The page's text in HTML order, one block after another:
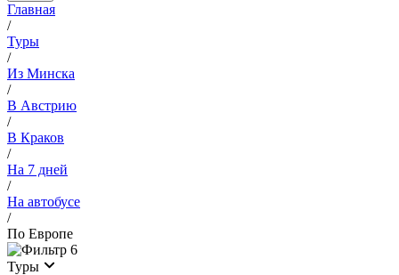
Главная
/
Туры
/
Из Минска
/
В Австрию
/
В Краков
/
На 7 дней
/
На автобусе
/
По Европе
6
Туры